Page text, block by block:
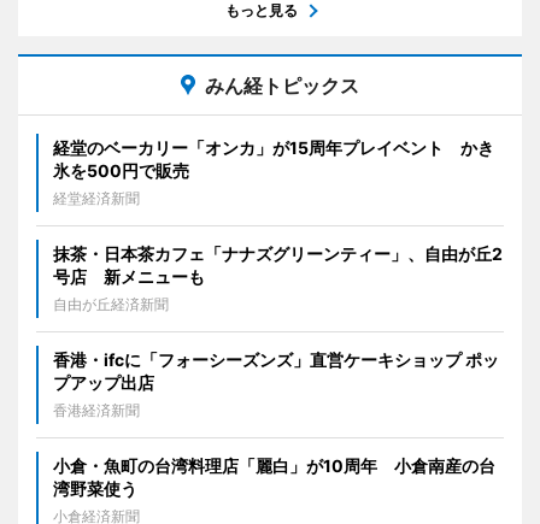
もっと見る
みん経トピックス
経堂のベーカリー「オンカ」が15周年プレイベント かき
氷を500円で販売
経堂経済新聞
抹茶・日本茶カフェ「ナナズグリーンティー」、自由が丘2
号店 新メニューも
自由が丘経済新聞
香港・ifcに「フォーシーズンズ」直営ケーキショップ ポッ
プアップ出店
香港経済新聞
小倉・魚町の台湾料理店「麗白」が10周年 小倉南産の台
湾野菜使う
小倉経済新聞